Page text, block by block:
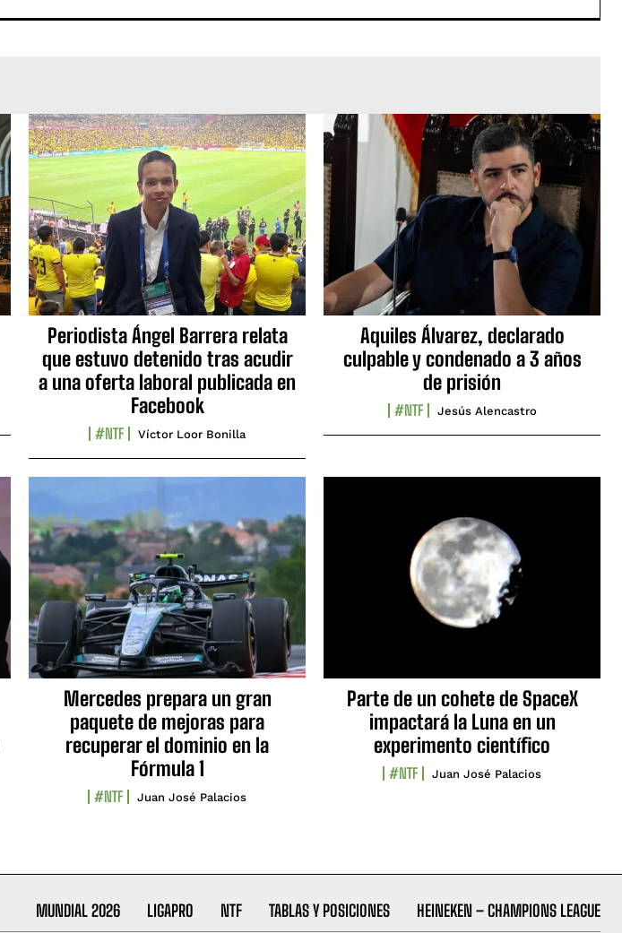
Periodista Ángel Barrera relata
que estuvo detenido tras acudir
a una oferta laboral publicada en
Facebook
#NTF Víctor Loor Bonilla
Aquiles Álvarez, declarado
culpable y condenado a 3 años
de prisión
#NTF Jesús Alencastro
Mercedes prepara un gran
paquete de mejoras para
recuperar el dominio en la
Fórmula 1
#NTF Juan José Palacios
Parte de un cohete de SpaceX
impactará la Luna en un
experimento científico
#NTF Juan José Palacios
MUNDIAL 2026 LIGAPRO NTF TABLAS Y POSICIONES HEINEKEN – CHAMPIONS LEAGUE